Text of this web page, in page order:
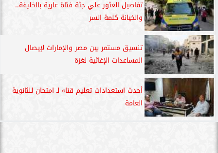
تفاصيل العثور علي جثة فتاة عارية بالخليفة..
والخيانة كلمة السر
تنسيق مستمر بين مصر والإمارات لإيصال
المساعدات الإغاثية لغزة
أحدث استعدادات تعليم قنا» لـ امتحان للثانوية
العامة